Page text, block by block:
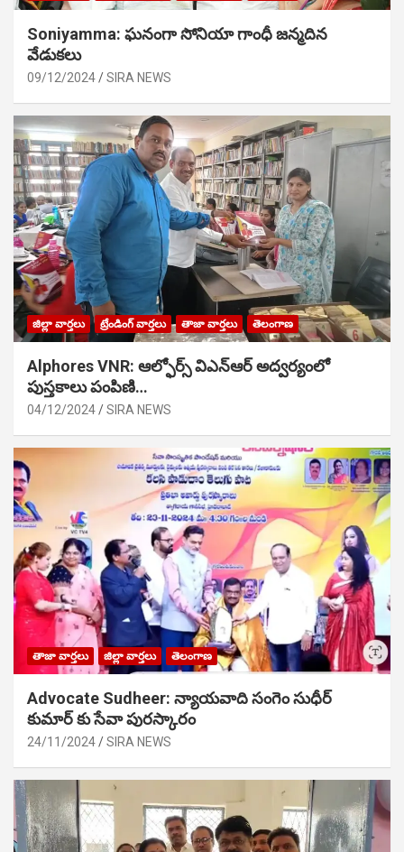
Soniyamma: ఘ‌నంగా సోనియా గాంధీ జ‌న్మ‌దిన
వేడుక‌లు
09/12/2024 SIRA NEWS
జిల్లా వార్తలు ట్రేండింగ్ వార్తలు తాజా వార్తలు తెలంగాణ
Alphores VNR: ఆల్ఫోర్స్ విఎన్ఆర్ అద్వర్యంలో
పుస్తకాలు పంపిణి…
04/12/2024 SIRA NEWS
తాజా వార్తలు జిల్లా వార్తలు తెలంగాణ
Advocate Sudheer: న్యాయవాది సంగెం సుధీర్
కుమార్ కు సేవా పురస్కారం
24/11/2024 SIRA NEWS